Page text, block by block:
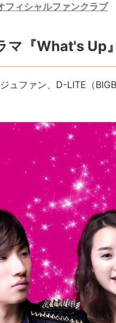
フィシャルファンクラブ
マ『What's Up』
ジュファン 、D-LITE（